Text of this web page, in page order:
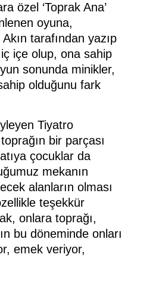
özel ‘Toprak Ana’
oyuna,
tarafından yazıp
içe olup, ona sahip
sonunda minikler,
olduğunu fark
Tiyatro
bir parçası
çocuklar da
mekanın
alanların olması
teşekkür
onlara toprağı,
bu döneminde onları
emek veriyor,